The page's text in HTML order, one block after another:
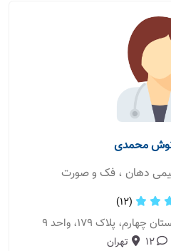
محمدی
دهان ، فک و صورت
(12)
پلاک ۱۷۹، واحد ۹
12 تهران